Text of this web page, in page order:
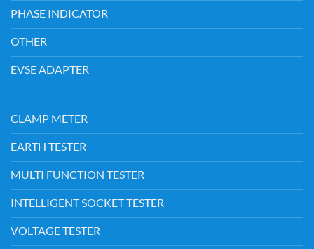
PHASE INDICATOR
OTHER
EVSE ADAPTER
CLAMP METER
EARTH TESTER
MULTI FUNCTION TESTER
INTELLIGENT SOCKET TESTER
VOLTAGE TESTER